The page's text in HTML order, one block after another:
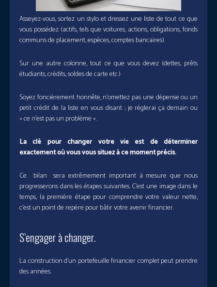
Asseyez-vous, sortez un stylo et dressez une liste de tout ce que
vous possédez (actifs, tels que voitures, actions, obligations, fonds
communs de placement, espèces, comptes bancaires).
Sur une autre colonne, tout ce que vous devez (dettes, prêts
étudiants, crédits, soldes de carte etc.)
Soyez foncièrement honnête, n’omettez pas une dépense ou un
petit crédit de la liste en vous disant ; je réglerai ça demain ou
« ce n’est pas un problème ».
La clé pour changer votrevie est de déterminer
exactement où vous vous situez à ce moment précis.
Ce bilan sera extrêmement important à mesure que nous
progresserons dans les étapes suivantes. C’est une image dans le
temps, la première étape pour comprendre votre valeur nette,
c’est un point de repère pour bâtir votre avenir financier.
S’engager à changer.
La construction d’un portefeuille financier complet peut prendre
des années.